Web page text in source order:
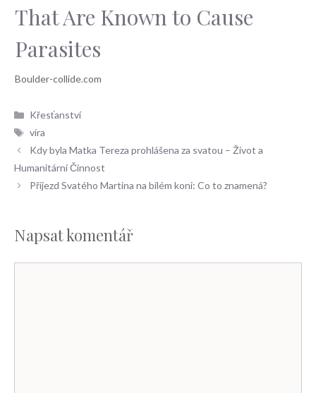
That Are Known to Cause
Parasites
Rubriky
Křesťanství
Štítky
víra
Kdy byla Matka Tereza prohlášena za svatou – Život a
Humanitární Činnost
Příjezd Svatého Martina na bílém koni: Co to znamená?
Napsat komentář